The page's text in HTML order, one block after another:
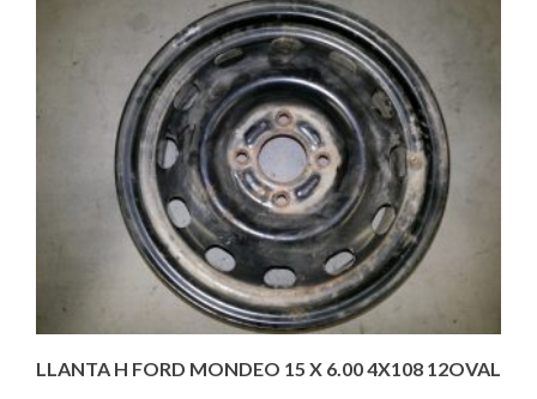
LLANTA H FORD MONDEO 15 X 6.00 4X108 12OVAL